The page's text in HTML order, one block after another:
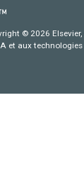
© 2026
et aux